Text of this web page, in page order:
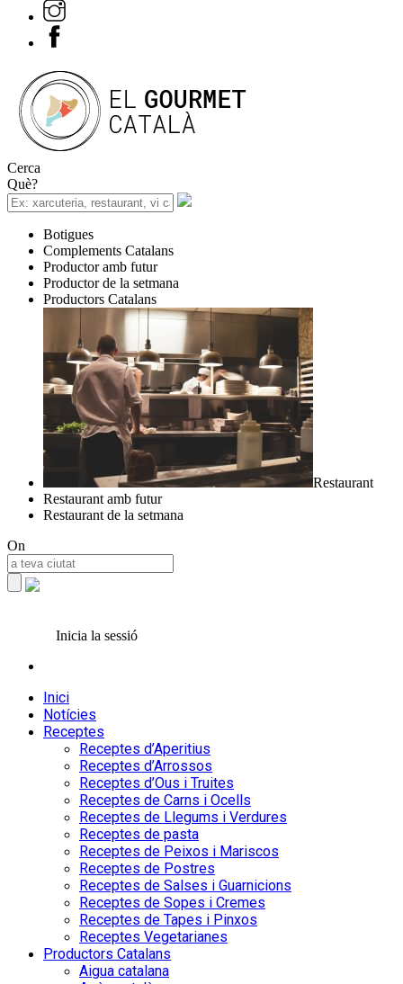
Cerca
Què?
Botigues
Complements Catalans
Productor amb futur
Productor de la setmana
Productors Catalans
Restaurant
Restaurant amb futur
Restaurant de la setmana
On
Inicia la sessió
Inici
Notícies
Receptes
Receptes d’Aperitius
Receptes d’Arrossos
Receptes d’Ous i Truites
Receptes de Carns i Ocells
Receptes de Llegums i Verdures
Receptes de pasta
Receptes de Peixos i Mariscos
Receptes de Postres
Receptes de Salses i Guarnicions
Receptes de Sopes i Cremes
Receptes de Tapes i Pinxos
Receptes Vegetarianes
Productors Catalans
Aigua catalana